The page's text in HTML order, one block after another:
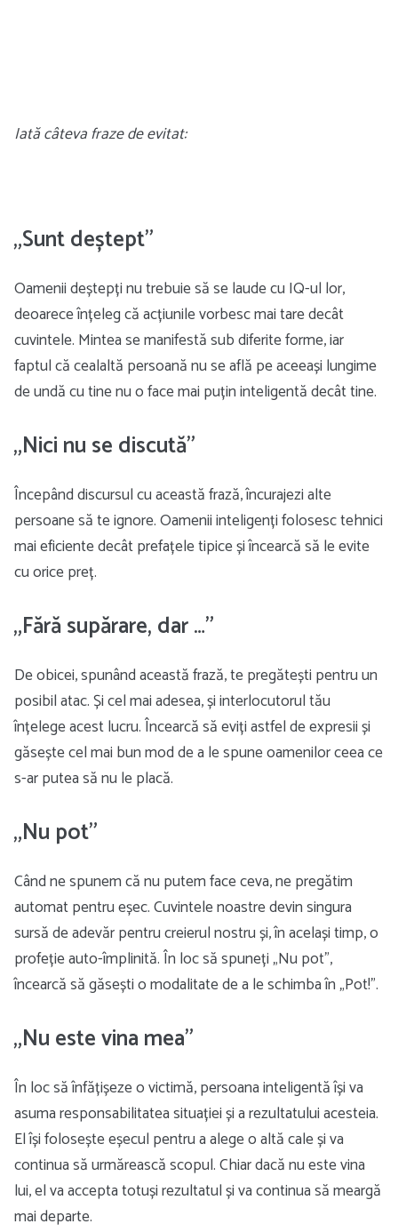
Iată câteva fraze de evitat:
„Sunt deștept”
Oamenii deștepți nu trebuie să se laude cu IQ-ul lor,
deoarece înțeleg că acțiunile vorbesc mai tare decât
cuvintele. Mintea se manifestă sub diferite forme, iar
faptul că cealaltă persoană nu se află pe aceeași lungime
de undă cu tine nu o face mai puțin inteligentă decât tine.
„Nici nu se discută”
Începând discursul cu această frază, încurajezi alte
persoane să te ignore. Oamenii inteligenți folosesc tehnici
mai eficiente decât prefațele tipice și încearcă să le evite
cu orice preț.
„Fără supărare, dar …”
De obicei, spunând această frază, te pregătești pentru un
posibil atac. Și cel mai adesea, și interlocutorul tău
înțelege acest lucru. Încearcă să eviți astfel de expresii și
găsește cel mai bun mod de a le spune oamenilor ceea ce
s-ar putea să nu le placă.
„Nu pot”
Când ne spunem că nu putem face ceva, ne pregătim
automat pentru eșec. Cuvintele noastre devin singura
sursă de adevăr pentru creierul nostru și, în același timp, o
profeție auto-împlinită. În loc să spuneți „Nu pot”,
încearcă să găsești o modalitate de a le schimba în „Pot!”.
„Nu este vina mea”
În loc să înfățișeze o victimă, persoana inteligentă își va
asuma responsabilitatea situației și a rezultatului acesteia.
El își folosește eșecul pentru a alege o altă cale și va
continua să urmărească scopul. Chiar dacă nu este vina
lui, el va accepta totuși rezultatul și va continua să meargă
mai departe.